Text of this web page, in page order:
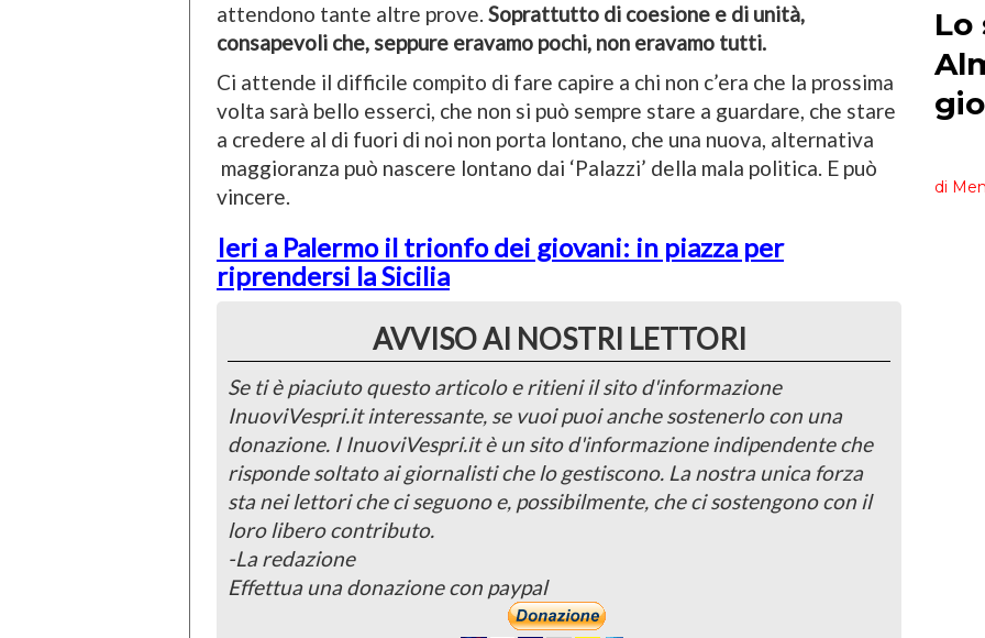
attendono tante altre prove. Soprattutto di coesione e di unità,
consapevoli che, seppure eravamo pochi, non eravamo tutti.
Ci attende il difficile compito di fare capire a chi non c’era che la prossima
volta sarà bello esserci, che non si può sempre stare a guardare, che stare
a credere al di fuori di noi non porta lontano, che una nuova, alternativa
maggioranza può nascere lontano dai ‘Palazzi’ della mala politica. E può
vincere.
Ieri a Palermo il trionfo dei giovani: in piazza per
riprendersi la Sicilia
AVVISO AI NOSTRI LETTORI
Se ti è piaciuto questo articolo e ritieni il sito d'informazione
InuoviVespri.it interessante, se vuoi puoi anche sostenerlo con una
donazione. I InuoviVespri.it è un sito d'informazione indipendente che
risponde soltato ai giornalisti che lo gestiscono. La nostra unica forza
sta nei lettori che ci seguono e, possibilmente, che ci sostengono con il
loro libero contributo.
-La redazione
Effettua una donazione con paypal